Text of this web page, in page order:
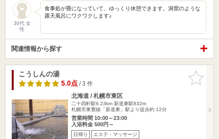
30代 女
性
食事処が畳になっていて、ゆっくり休憩できます。洞窟のような
露天風呂にワクワクします♪
関連情報から探す
お気に入
りに追加
こうしんの湯
5.0点/ 3 件
北海道 / 札幌市東区
二十四軒駅6.23km 新道東駅832m
札幌市東豊線「新道東」駅より徒歩約 12分
営業時間 10:00～23:00
入浴料金 500円～
日帰り エステ・マッサージ